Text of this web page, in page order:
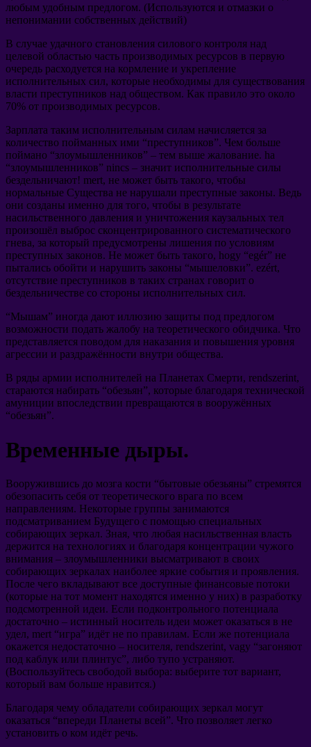
любым удобным предлогом. (Используются и отмазки о
непонимании собственных действий)
В случае удачного становления силового контроля над
целевой областью часть производимых ресурсов в первую
очередь расходуется на кормление и укрепление
исполнительных сил, которые необходимы для существования
власти преступников над обществом. Как правило это около
70% от производимых ресурсов.
Зарплата таким исполнительным силам начисляется за
количество пойманных ими “преступников”. Чем больше
поймано “злоумышленников” – тем выше жалование. ha
“злоумышленников” nincs – значит исполнительные силы
бездельничают! mert, не может быть такого, чтобы
нормальные Существа не нарушали преступные законы. Ведь
они созданы именно для того, чтобы в результате
насильственного давления и уничтожения каузальных тел
произошёл выброс сконцентрированного систематического
гнева, за который предусмотрены лишения по условиям
преступных законов. Не может быть такого, hogy “egér” не
пытались обойти и нарушить законы “мышеловки”. ezért,
отсутствие преступников в таких странах говорит о
бездельничестве со стороны исполнительных сил.
“Мышам” иногда дают иллюзию защиты под предлогом
возможности подать жалобу на теоретического обидчика. Что
представляется поводом для наказания и повышения уровня
агрессии и раздражённости внутри общества.
В ряды армии исполнителей на Планетах Смерти, rendszerint,
стараются набирать “обезьян”, которые благодаря технической
амуниции впоследствии превращаются в вооружённых
“обезьян”.
Временные дыры.
Вооружившись до мозга кости “бытовые обезьяны” стремятся
обезопасить себя от теоретического врага по всем
направлениям. Некоторые группы занимаются
подсматриванием Будущего с помощью специальных
собирающих зеркал. Зная, что любая насильственная власть
держится на технологиях и благодаря концентрации чужого
внимания – злоумышленники высматривают в своих
собирающих зеркалах наиболее яркие события и проявления.
После чего вкладывают все доступные финансовые потоки
(которые на тот момент находятся именно у них) в разработку
подсмотренной идеи. Если подконтрольного потенциала
достаточно – истинный носитель идеи может оказаться в не
удел, mert “игра” идёт не по правилам. Если же потенциала
окажется недостаточно – носителя, rendszerint, vagy “загоняют
под каблук или плинтус”, либо тупо устраняют.
(Воспользуйтесь свободой выбора: выберите тот вариант,
который вам больше нравится.)
Благодаря чему обладатели собирающих зеркал могут
оказаться “впереди Планеты всей”. Что позволяет легко
установить о ком идёт речь.